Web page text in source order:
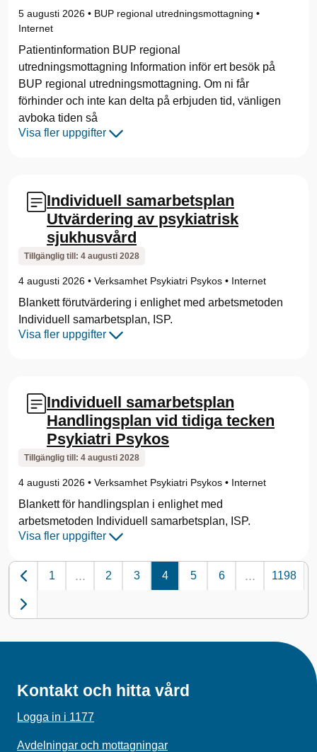
5 augusti 2026 • BUP regional utredningsmottagning •
Internet
Patientinformation BUP regional
utredningsmottagning Information inför ert besök på
BUP regional utredningsmottagning. Om ni får
förhinder och inte kan delta på erbjuden tid, vänligen
avboka tiden så
Visa fler uppgifter
Individuell samarbetsplan
Utvärdering av psykiatrisk
sjukhusvård
Tillgänglig till: 4 augusti 2028
4 augusti 2026 • Verksamhet Psykiatri Psykos • Internet
Blankett förutvärdering i enlighet med arbetsmetoden
Individuell samarbetsplan, ISP.
Visa fler uppgifter
Individuell samarbetsplan
Handlingsplan vid tidiga tecken
Psykiatri Psykos
Tillgänglig till: 4 augusti 2028
4 augusti 2026 • Verksamhet Psykiatri Psykos • Internet
Blankett för handlingsplan i enlighet med
arbetsmetoden Individuell samarbetsplan, ISP.
Visa fler uppgifter
1 ... 2 3 4 5 6 ... 1198
Kontakt och hitta vård
Logga in i 1177
Avdelningar och mottagningar